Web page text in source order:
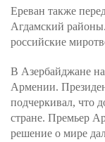
Ереван также
Агдамский
российские
В Азербайджане
Армении.
подчеркивал, что
стране. Премьер
решение о мире